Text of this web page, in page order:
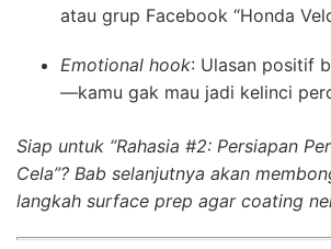
atau grup Facebook “Honda
Emotional hook: Ulasan positif
—kamu gak mau jadi kelinci
Siap untuk “Rahasia #2: Persiapan
Cela”? Bab selanjutnya akan
langkah surface prep agar coating